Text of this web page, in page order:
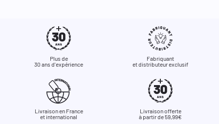
Plus de
30 ans d'expérience
Fabriquant
et distributeur exclusif
Livraison en France
et international
Livraison offerte
à partir de 59,99€